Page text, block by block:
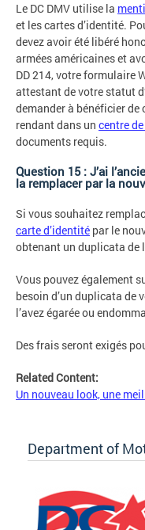
Le DC DMV utilise la
et les cartes d’identité.
devez avoir été libéré
armées américaines et
DD 214, votre formulaire
attestant de votre statut
demander à bénéficier
rendant dans un centre
documents requis.
Question 15 : J’ai
la remplacer par la
Si vous souhaitez
carte d’identité par le
obtenant un duplicata de
Vous pouvez également
besoin d’un duplicata de
l’avez égarée ou
Des frais seront exigés
Related Content:
Un nouveau look, une
Department of